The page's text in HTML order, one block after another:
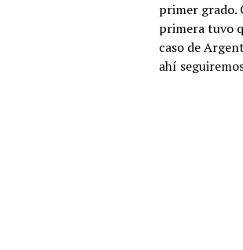
primer grado.
primera tuvo
caso de
ahí